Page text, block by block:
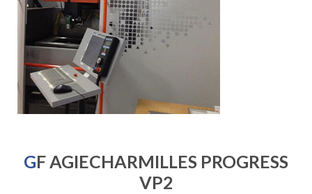
GF AGIECHARMILLES PROGRESS
VP2